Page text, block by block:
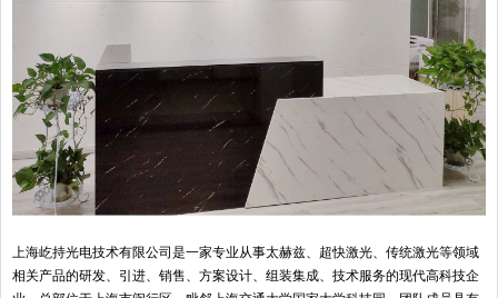
上海屹持光电技术有限公司是一家专业从事太赫兹、超快激光、传统激光等领域
相关产品的研发、引进、销售、方案设计、组装集成、技术服务的现代高科技企